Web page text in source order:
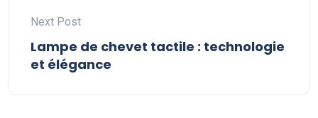
Next Post
Lampe de chevet tactile : technologie
et élégance